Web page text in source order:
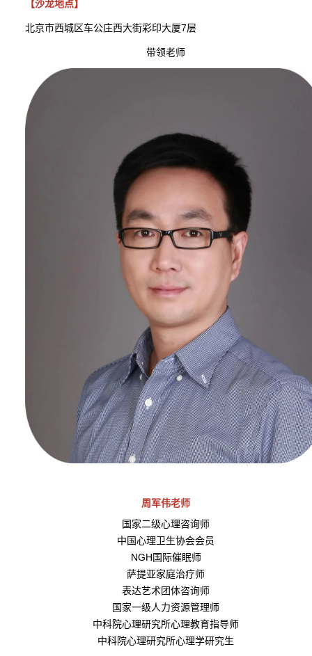
【沙龙地点】
北京市西城区车公庄西大街彩印大厦7层
带领老师
周军伟老师
国家二级心理咨询师
中国心理卫生协会会员
NGH国际催眠师
萨提亚家庭治疗师
表达艺术团体咨询师
国家一级人力资源管理师
中科院心理研究所心理教育指导师
中科院心理研究所心理学研究生